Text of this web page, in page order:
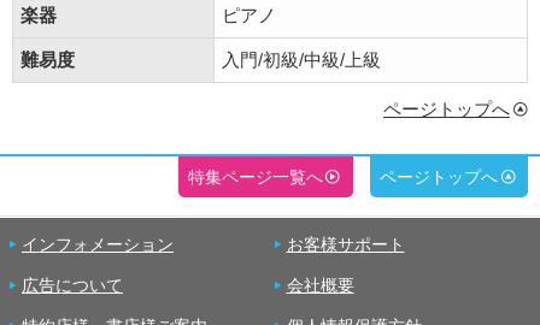
楽器 ピアノ
難易度 入門/初級/中級/上級
ページトップへ
特集ページ一覧へ ページトップへ
インフォメーション お客様サポート
広告について 会社概要